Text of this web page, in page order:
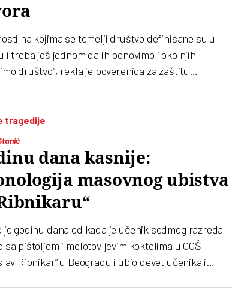
na kojima se temelji društvo definisane su u
i treba još jednom da ih ponovimo i oko njih
društvo“, rekla je poverenica za zaštitu
tragedije
dana kasnije:
masovnog ubistva
je godinu dana od kada je učenik sedmog razreda
sa pištoljem i molotovljevim koktelima u OOŠ
Ribnikar“ u Beogradu i ubio devet učenika i